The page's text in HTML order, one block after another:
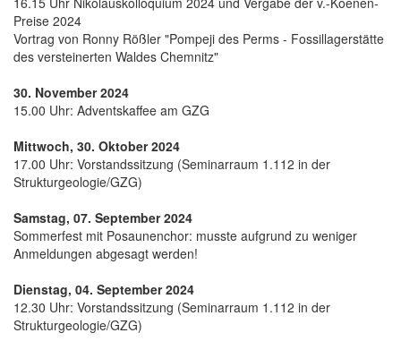
Preise 2024
Vortrag von Ronny Rößler "Pompeji des Perms - Fossillagerstätte
des versteinerten Waldes Chemnitz"
30. November 2024
15.00 Uhr: Adventskaffee am GZG
Mittwoch, 30. Oktober 2024
17.00 Uhr: Vorstandssitzung (Seminarraum 1.112 in der
Strukturgeologie/GZG)
Samstag, 07. September 2024
Sommerfest mit Posaunenchor: musste aufgrund zu weniger
Anmeldungen abgesagt werden!
Dienstag, 04. September 2024
12.30 Uhr: Vorstandssitzung (Seminarraum 1.112 in der
Strukturgeologie/GZG)